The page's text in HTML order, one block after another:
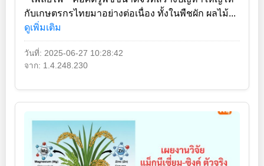
กับเกษตรกรไทยมาอย่างต่อเนื่อง ทั้งในพืชผัก ผลไม้...
ดูเพิ่มเติม
วันที่: 2025-06-27 10:28:42
จาก: 1.4.248.230